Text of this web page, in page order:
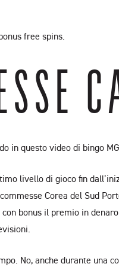
free spins.
in questo video di bingo
livello di gioco fin
Corea del Sud
bonus il premio in
No, anche durante una